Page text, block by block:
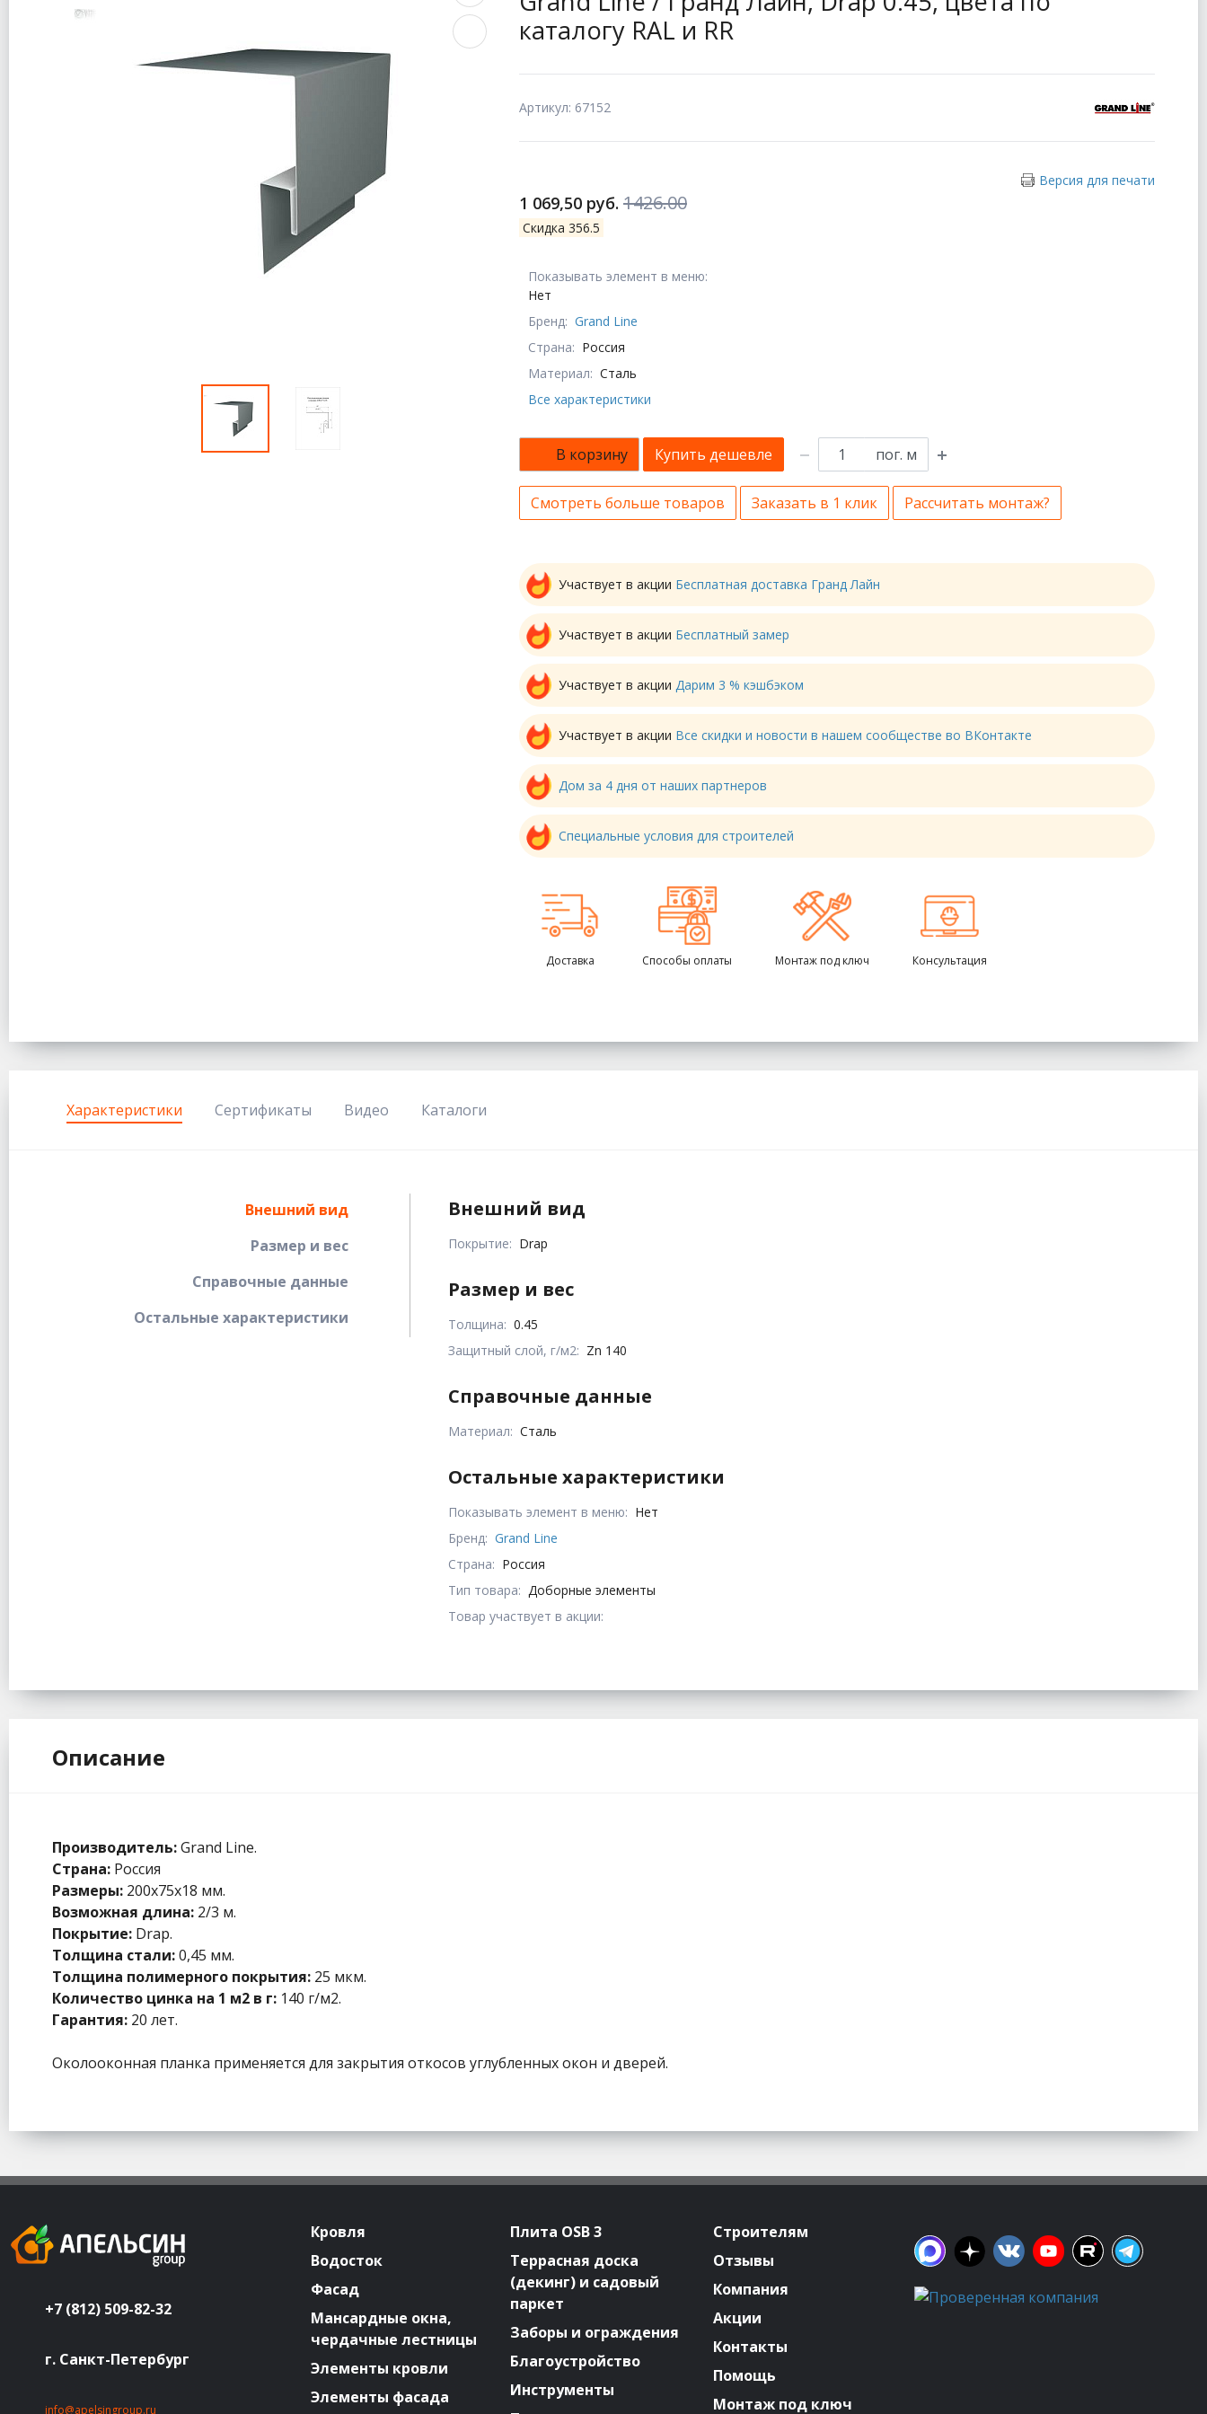
каталогу RAL и RR
Артикул: 67152
Версия для печати
1 069,50 руб. 1426.00
Скидка 356.5
Показывать элемент в меню:
Нет
Бренд: Grand Line
Страна: Россия
Материал: Сталь
Все характеристики
В корзину Купить дешевле пог. м
Смотреть больше товаров Заказать в 1 клик Рассчитать монтаж?
Участвует в акции Бесплатная доставка Гранд Лайн
Участвует в акции Бесплатный замер
Участвует в акции Дарим 3 % кэшбэком
Участвует в акции Все скидки и новости в нашем сообществе во ВКонтакте
Дом за 4 дня от наших партнеров
Специальные условия для строителей
Доставка Способы оплаты Монтаж под ключ Консультация
Характеристики Сертификаты Видео Каталоги
Внешний вид
Размер и вес
Справочные данные
Остальные характеристики
Внешний вид
Покрытие: Drap
Размер и вес
Толщина: 0.45
Защитный слой, г/м2: Zn 140
Справочные данные
Материал: Сталь
Остальные характеристики
Показывать элемент в меню: Нет
Бренд: Grand Line
Страна: Россия
Тип товара: Доборные элементы
Товар участвует в акции:
Описание
Производитель:Grand Line.
Страна: Россия
Размеры: 200х75х18 мм.
Возможная длина: 2/3 м.
Покрытие: Drap.
Толщина стали:0,45 мм.
Толщина полимерного покрытия: 25 мкм.
Количество цинка на 1 м2 в г: 140 г/м2.
Гарантия: 20 лет.
Околооконная планка применяется для закрытия откосов углубленных окон и дверей.
+7 (812) 509-82-32
г. Санкт-Петербург
info@apelsingroup.ru
Кровля
Водосток
Фасад
Мансардные окна,
чердачные лестницы
Элементы кровли
Элементы фасада
Плита OSB 3
Террасная доска
(декинг) и садовый
паркет
Заборы и ограждения
Благоустройство
Инструменты
Строителям
Отзывы
Компания
Акции
Контакты
Помощь
Монтаж под ключ